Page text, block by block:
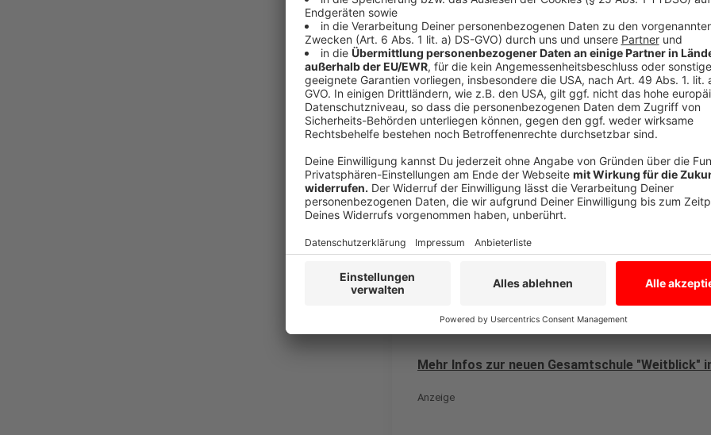
Für geplante Aktionen finden sich immer schnell
Elternbeiträge, die je nach Jahreseinkommen
seien nie ein Problem gewesen, so Spreu. Er meint,
Und das auch schon jetzt.
Schule lebt von der Gemeinschaft
Mehr Infos zur neuen Gesamtschule "Weitblick"
Anzeige